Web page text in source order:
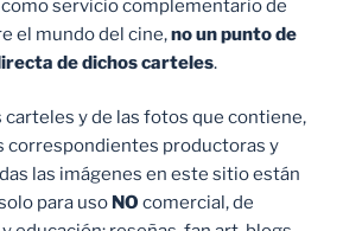
servicio complementario de
el mundo del cine,no un punto de
de dichos carteles.
carteles y de las fotos que contiene,
correspondientes productoras y
las imágenes en este sitio están
para uso NO comercial, de